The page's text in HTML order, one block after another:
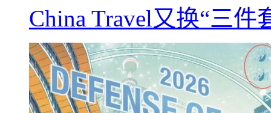
China Travel又换“三